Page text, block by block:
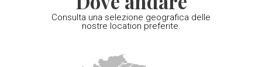
Consulta una selezione geografica delle
nostre location preferite.